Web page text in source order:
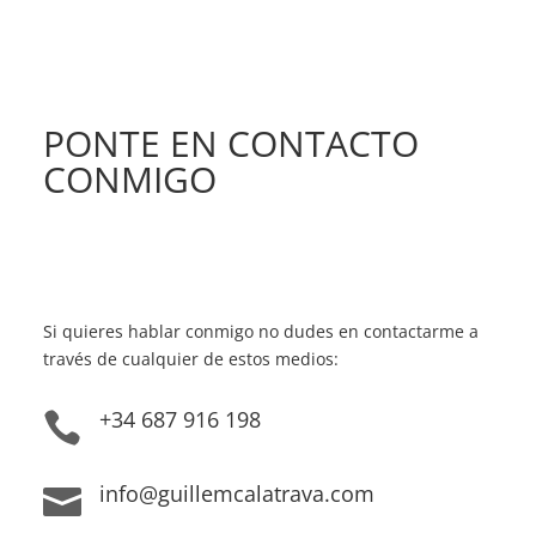
PONTE EN CONTACTO
CONMIGO
Si quieres hablar conmigo no dudes en contactarme a
través de cualquier de estos medios:
 +34 687 916 198
 info@guillemcalatrava.com